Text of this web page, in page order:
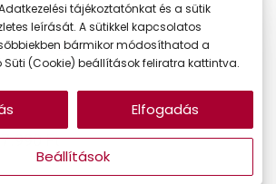
Ft
tájékoztatónkat és a sütik
leírását. A sütikkel kapcsolatos
bármikor módosíthatod a
(Cookie) beállítások feliratra kattintva.
Beállítások
Elfogadás